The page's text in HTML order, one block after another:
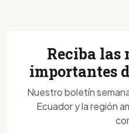
Reciba las
importantes
Nuestro boletín
Ecuador y la región